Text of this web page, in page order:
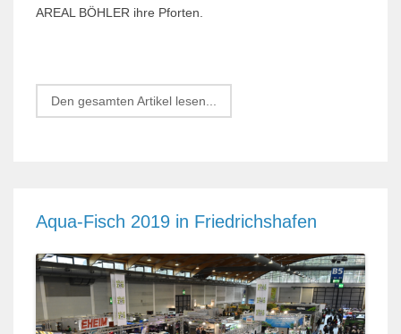
AREAL BÖHLER ihre Pforten.
Den gesamten Artikel lesen...
Aqua-Fisch 2019 in Friedrichshafen